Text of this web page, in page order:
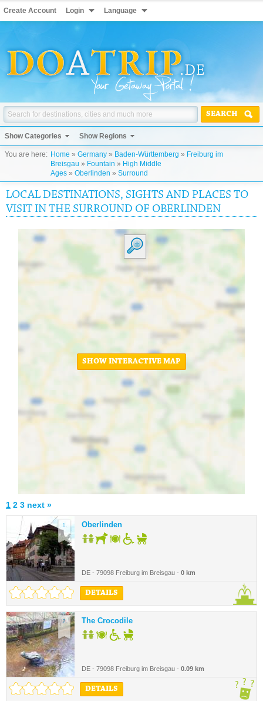
Create Account Login Language
SEARCH
Show Categories Show Regions
You are here: Home » Germany » Baden-Württemberg » Freiburg im
Breisgau » Fountain » High Middle
Ages » Oberlinden » Surround
LOCAL DESTINATIONS, SIGHTS AND PLACES TO
VISIT IN THE SURROUND OF OBERLINDEN
SHOW INTERACTIVE MAP
1 2 3 next »
1. Oberlinden
DE - 79098 Freiburg im Breisgau - 0 km
DETAILS
2. The Crocodile
DE - 79098 Freiburg im Breisgau - 0.09 km
DETAILS